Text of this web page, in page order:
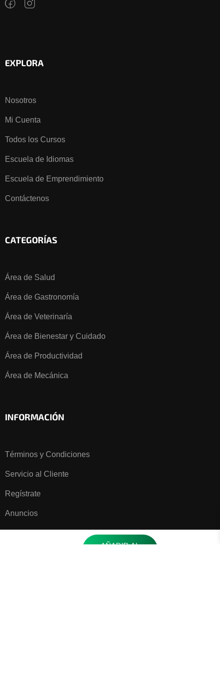
AÑADIR AL
EXPLORA
Nosotros
Mi Cuenta
Todos los Cursos
Escuela de Idiomas
Escuela de Emprendimiento
Contáctenos
CATEGORÍAS
Área de Salud
Área de Gastronomía
Área de Veterinaría
Área de Bienestar y Cuidado
Área de Productividad
Área de Mecánica
INFORMACIÓN
Términos y Condiciones
Servicio al Cliente
Regístrate
Anuncios